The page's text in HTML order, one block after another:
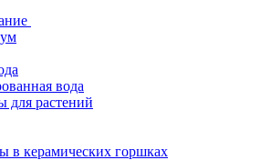
вода
для растений
в керамических горшках